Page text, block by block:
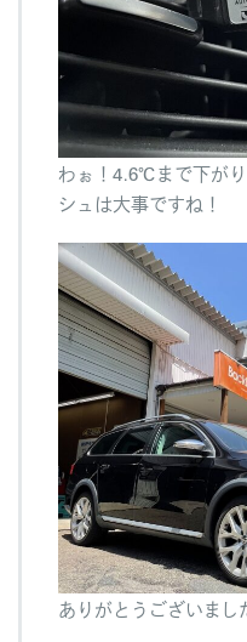
わぉ！4.6℃まで下が
シュは大事ですね！
ありがとうございまし